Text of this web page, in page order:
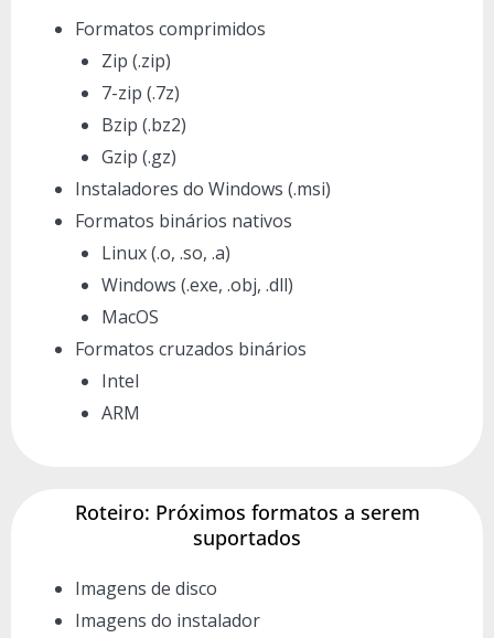
Formatos comprimidos
Zip (.zip)
7-zip (.7z)
Bzip (.bz2)
Gzip (.gz)
Instaladores do Windows (.msi)
Formatos binários nativos
Linux (.o, .so, .a)
Windows (.exe, .obj, .dll)
MacOS
Formatos cruzados binários
Intel
ARM
Roteiro: Próximos formatos a serem
suportados
Imagens de disco
Imagens do instalador